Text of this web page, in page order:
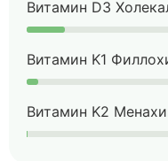
Витамин D3
Витамин K1
Витамин K2